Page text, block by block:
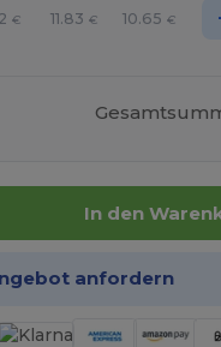
€ 11.83 € 10.65 €
In den
anfordern